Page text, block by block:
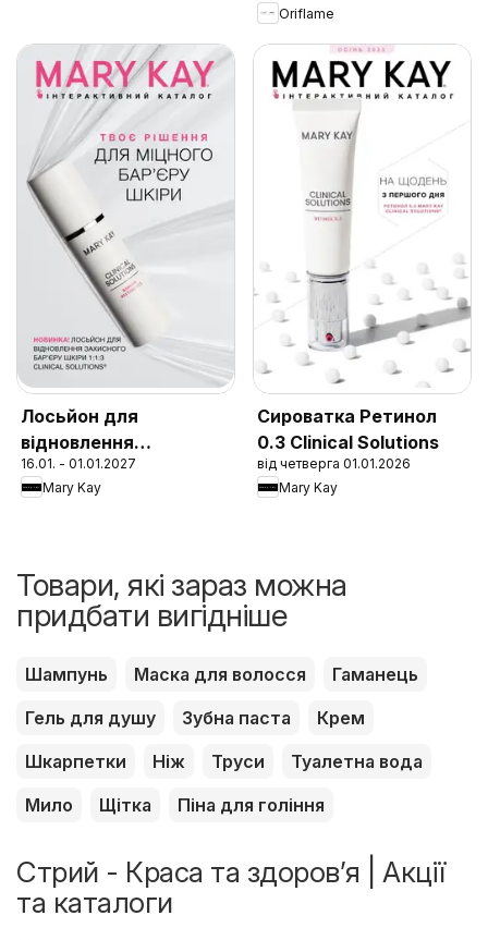
Oriflame
Лосьйон для
відновлення
захисного бар'єру
шкіри 1:1:3 Clinical
16.01. - 01.01.2027
Mary Kay
Сироватка Ретинол
0.3 Clinical Solutions
від четверга 01.01.2026
Mary Kay
Товари, які зараз можна
придбати вигідніше
Шампунь Маска для волосся
Гаманець
Гель для душу
Зубна паста
Крем
Шкарпетки
Ніж Труси
Туалетна вода
Мило
Щітка Піна для гоління
Стрий - Краса та здоров’я | Акції
та каталоги